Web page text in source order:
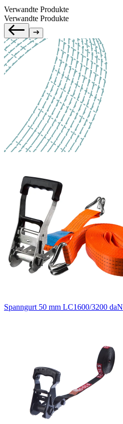
Verwandte Produkte
Verwandte Produkte
Spanngurt 50 mm LC1600/3200 daN